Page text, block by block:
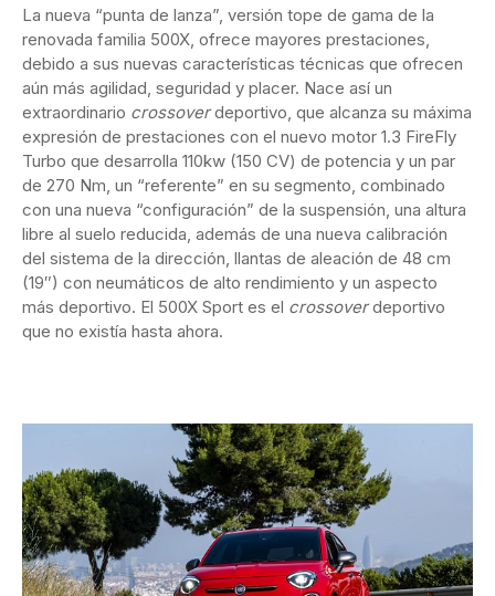
La nueva “punta de lanza”, versión tope de gama de la
renovada familia 500X, ofrece mayores prestaciones,
debido a sus nuevas características técnicas que ofrecen
aún más agilidad, seguridad y placer. Nace así un
extraordinario crossoverdeportivo, que alcanza su máxima
expresión de prestaciones con el nuevo motor 1.3 FireFly
Turbo que desarrolla 110kw (150 CV) de potencia y un par
de 270 Nm, un “referente” en su segmento, combinado
con una nueva “configuración” de la suspensión, una altura
libre al suelo reducida, además de una nueva calibración
del sistema de la dirección, llantas de aleación de 48 cm
(19″) con neumáticos de alto rendimiento y un aspecto
más deportivo. El 500X Sport es el crossoverdeportivo
que no existía hasta ahora.